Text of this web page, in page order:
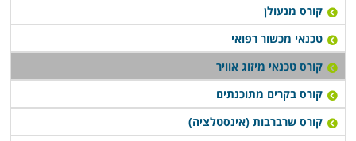
גמיש, כך שאפשר יהיה לעבור את הקורס במקביל להמשך
העבודה הקיימת.
קורס מנעולן
טכנאי מכשור רפואי
קורס טכנאי מיזוג אוויר
קורס בקרים מתוכנתים
קורס שרברבות (אינסטלציה)